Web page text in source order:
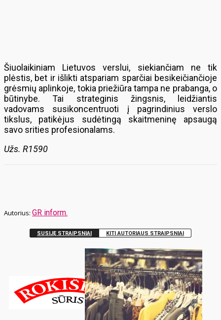
Šiuolaikiniam Lietuvos verslui, siekiančiam ne tik
plėstis, bet ir išlikti atspariam sparčiai besikeičiančioje
grėsmių aplinkoje, tokia priežiūra tampa ne prabanga, o
būtinybe. Tai strateginis žingsnis, leidžiantis
vadovams susikoncentruoti į pagrindinius verslo
tikslus, patikėjus sudėtingą skaitmeninę apsaugą
savo srities profesionalams.
Užs. R1590
GR inform.
SUSIJĘ STRAIPSNIAI KITI AUTORIAUS STRAIPSNIAI